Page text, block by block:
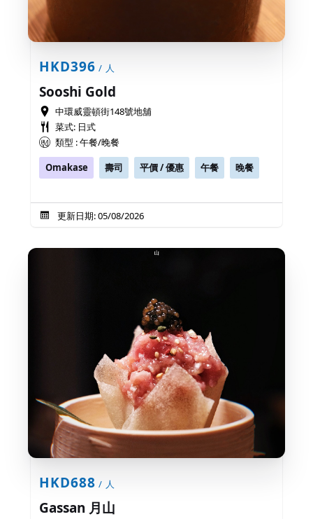
HKD396 / 人
Sooshi Gold
中環威靈頓街148號地舖
菜式: 日式
類型 : 午餐/晚餐
Omakase
壽司 平價 / 優惠 午餐 晚餐
更新日期: 05/08/2026
HKD688 / 人
Gassan 月山